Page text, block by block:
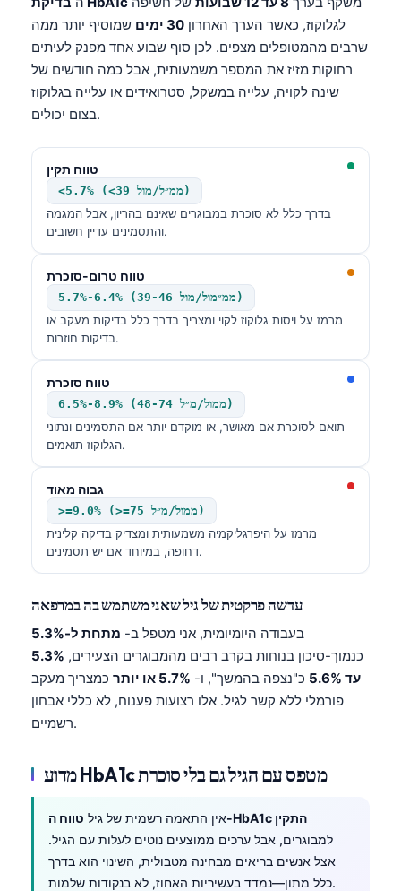
לגלוקוז, כאשר הערך האחרון 30 ימים
שמוסיף יותר ממה
שרבים מהמטופלים מצפים. לכן סוף שבוע אחד מפנק לעיתים
רחוקות מזיז את המספר משמעותית, אבל כמה חודשים של
שינה לקויה, עלייה במשקל, סטרואידים או עלייה בגלוקוז
בצום יכולים.
טווח תקין
<5.7% (<39 ממ״ל/מול)
בדרך כלל לא סוכרת במבוגרים שאינם בהריון, אבל המגמה
והתסמינים עדיין חשובים.
טווח טרום-סוכרת
5.7%-6.4% (39-46 ממ״מול/מול)
מרמז על ויסות גלוקוז לקוי ומצריך בדרך כלל בדיקות מעקב או
בדיקות חוזרות.
טווח סוכרת
6.5%-8.9% (48-74 ממול/מ״ל)
תואם לסוכרת אם מאושר, או מוקדם יותר אם התסמינים ונתוני
הגלוקוז תואמים.
גבוה מאוד
>=9.0% (>=75 ממול/מ״ל)
מרמז על היפרגליקמיה משמעותית ומצדיק בדיקה קלינית
דחופה, במיוחד אם יש תסמינים.
עדשה פרקטית של גיל שאני משתמש בה במרפאה
בעבודה היומיומית, אני מטפל ב- מתחת ל-5.3%
כנמוך-סיכון בנוחות בקרב רבים מהמבוגרים הצעירים, 5.3%
עד 5.6%
כ"נצפה בהמשך", ו- 5.7% או יותר
כמצריך מעקב
פורמלי ללא קשר לגיל. אלו רצועות פענוח, לא כללי אבחון
רשמיים.
מדוע HbA1c מטפס עם הגיל גם בלי סוכרת
אין התאמה רשמית של גיל
טווח ה-HbA1c התקין
למבוגרים, אבל ערכים ממוצעים נוטים לעלות עם הגיל.
אצל אנשים בריאים מבחינה מטבולית, השינוי הוא בדרך
כלל מתון—נמדד בעשיריות האחוז, לא בנקודות שלמות.